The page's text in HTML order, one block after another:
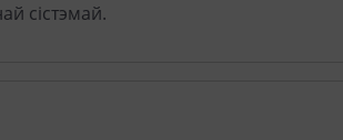
сістэмай.